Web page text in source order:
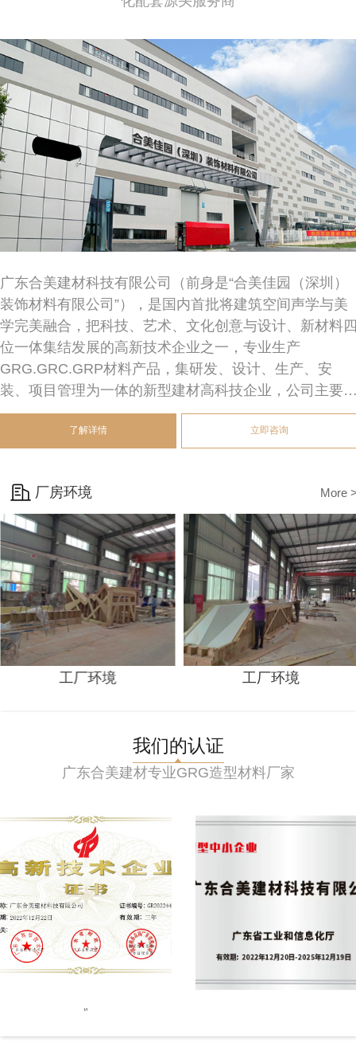
广东合美建材科技有限公司（前身是“合美佳园（深圳）
装饰材料有限公司”），是国内首批将建筑空间声学与美
学完美融合，把科技、艺术、文化创意与设计、新材料
位一体集结发展的高新技术企业之一，专业生产
GRG.GRC.GRP材料产品，集研发、设计、生产、安
装、项目管理为一体的新型建材高科技企业，公司主要
员都是行业内具有十多年经验的专家。
公司的产品广泛应用于剧院，展厅，博物馆，造型景观
性能，而且拥有隔声/吸声/扩散/反射等优良的声学性能，
同时造型丰富任意、可镂空/浮雕、可平面/单曲二维/双曲
三维等立体构造，且安装方式方便快捷，装饰效果浑圆
气、靓丽高雅！
了解详情 立即咨询
厂房环境 More
工厂环境 工厂环境
我们的认证
广东合美建材专业GRG造型材料厂家